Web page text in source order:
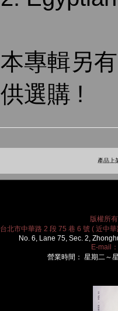
本專輯另
供選購 !
產品上
版權所
台北市中華路 2 段 75 巷 6 號 ( 近中
No. 6, Lane 75, Sec. 2,
E-mail：
營業時間： 星期二～